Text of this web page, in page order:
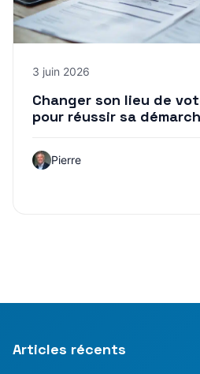
3 juin 2026
Changer son lieu de
pour réussir sa
Pierre
Articles récents